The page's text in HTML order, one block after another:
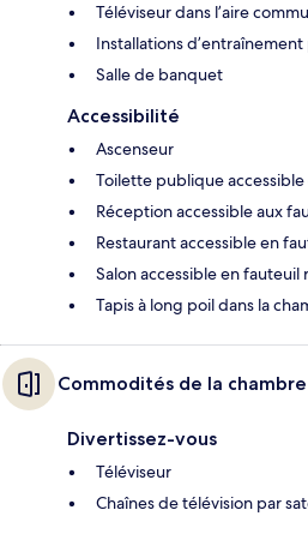
Téléviseur dans l’aire
Installations
Salle de banquet
Accessibilité
Ascenseur
Toilette publique
Réception accessible aux
Restaurant accessible en
Salon accessible en fauteuil
Tapis à long poil dans la
Commodités de la chambre
Divertissez-vous
Téléviseur
Chaînes de télévision par